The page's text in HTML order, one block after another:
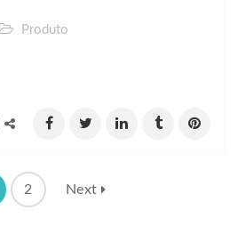
Produto
2 Next